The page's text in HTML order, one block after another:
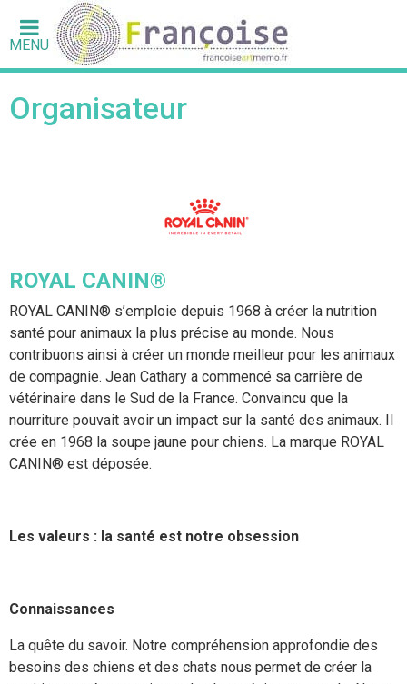
MENU
Organisateur
ROYAL CANIN®
ROYAL CANIN® s’emploie depuis 1968 à créer la nutrition
santé pour animaux la plus précise au monde. Nous
contribuons ainsi à créer un monde meilleur pour les animaux
de compagnie. Jean Cathary a commencé sa carrière de
vétérinaire dans le Sud de la France. Convaincu que la
nourriture pouvait avoir un impact sur la santé des animaux. Il
crée en 1968 la soupe jaune pour chiens. La marque ROYAL
CANIN® est déposée.
Les valeurs : la santé est notre obsession
Connaissances
La quête du savoir. Notre compréhension approfondie des
besoins des chiens et des chats nous permet de créer la